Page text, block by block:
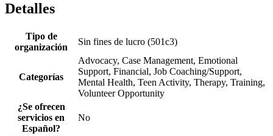
Detalles
Tipo de
organización
Sin fines de lucro (501c3)
Categorías
Advocacy, Case Management, Emotional
Support, Financial, Job Coaching/Support,
Mental Health, Teen Activity, Therapy, Training,
Volunteer Opportunity
¿Se ofrecen
servicios en
Español?
No